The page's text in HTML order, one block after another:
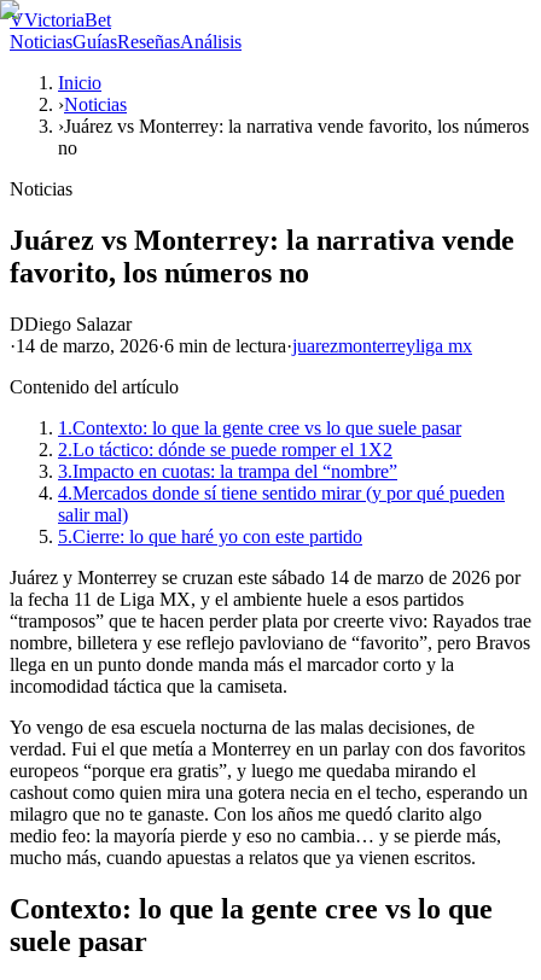
VVictoriaBet
NoticiasGuíasReseñasAnálisis
Inicio
›Noticias
›Juárez vs Monterrey: la narrativa vende favorito, los números
no
Noticias
Juárez vs Monterrey: la narrativa vende
favorito, los números no
DDiego Salazar
·14 de marzo, 2026·6 min de lectura·juarezmonterreyliga mx
Contenido del artículo
1.Contexto: lo que la gente cree vs lo que suele pasar
2.Lo táctico: dónde se puede romper el 1X2
3.Impacto en cuotas: la trampa del “nombre”
4.Mercados donde sí tiene sentido mirar (y por qué pueden
salir mal)
5.Cierre: lo que haré yo con este partido
Juárez y Monterrey se cruzan este sábado 14 de marzo de 2026 por
la fecha 11 de Liga MX, y el ambiente huele a esos partidos
“tramposos” que te hacen perder plata por creerte vivo: Rayados trae
nombre, billetera y ese reflejo pavloviano de “favorito”, pero Bravos
llega en un punto donde manda más el marcador corto y la
incomodidad táctica que la camiseta.
Yo vengo de esa escuela nocturna de las malas decisiones, de
verdad. Fui el que metía a Monterrey en un parlay con dos favoritos
europeos “porque era gratis”, y luego me quedaba mirando el
cashout como quien mira una gotera necia en el techo, esperando un
milagro que no te ganaste. Con los años me quedó clarito algo
medio feo: la mayoría pierde y eso no cambia… y se pierde más,
mucho más, cuando apuestas a relatos que ya vienen escritos.
Contexto: lo que la gente cree vs lo que
suele pasar